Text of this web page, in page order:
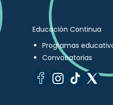
Educación Continua
Programas
Convocatorias